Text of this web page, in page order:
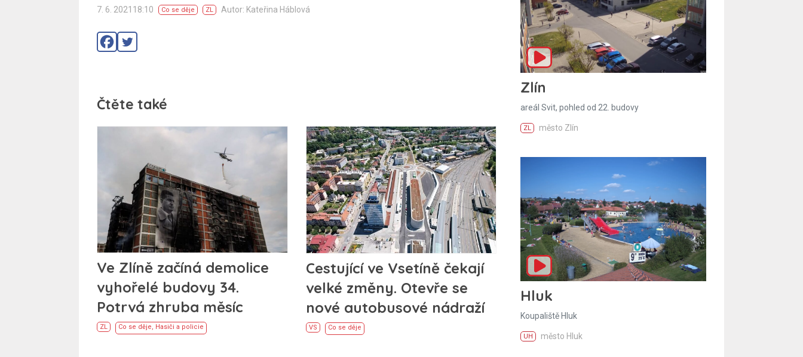
7. 6. 202118:10 Co se děje ZL Autor: Kateřina Háblová
Čtěte také
Ve Zlíně začíná demolice
vyhořelé budovy 34.
Potrvá zhruba měsíc
ZL Co se děje, Hasiči a policie
Cestující ve Vsetíně čekají
velké změny. Otevře se
nové autobusové nádraží
VS Co se děje
Zlín
areál Svit, pohled od 22. budovy
ZL město Zlín
Hluk
Koupaliště Hluk
UH město Hluk